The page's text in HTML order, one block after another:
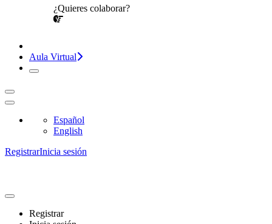
¿Quieres colaborar?
Aula Virtual
Español
English
RegistrarInicia sesión
Registrar